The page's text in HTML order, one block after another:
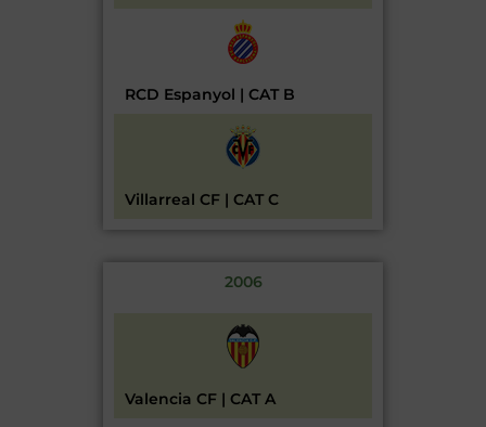
RCD Espanyol | CAT B
Villarreal CF | CAT C
2006
Valencia CF | CAT A